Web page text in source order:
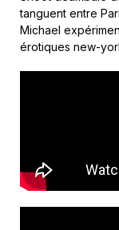
tanguent entre
Michael
érotiques new-